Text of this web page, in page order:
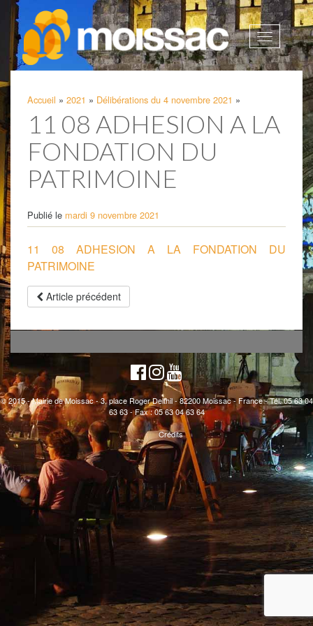
Afficher
la
Accueil » 2021 » Délibérations du 4 novembre 2021 »
11 08 ADHESION A LA
FONDATION DU
PATRIMOINE
Publié le mardi 9 novembre 2021
11 08 ADHESION A LA FONDATION DU
PATRIMOINE
Article précédent
© 2015 - Mairie de Moissac - 3, place Roger Delthil - 82200 Moissac - France - Tél. 05 63 04
63 63 - Fax : 05 63 04 63 64
Crédits